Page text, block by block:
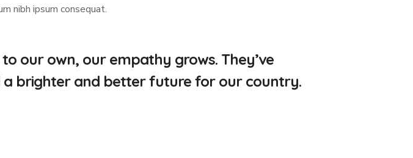
nibh ipsum consequat.
our own, our empathy grows. They’ve
brighter and better future for our country.